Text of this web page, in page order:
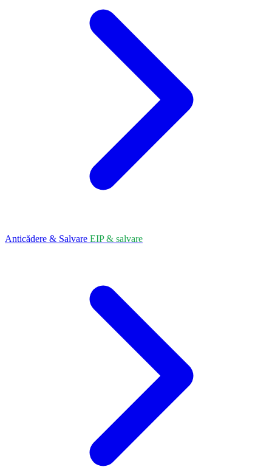
Anticădere & Salvare EIP & salvare